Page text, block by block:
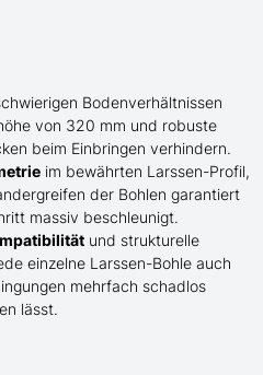
Bodenverhältnissen
von 320 mm und robuste
beim Einbringen verhindern.
im bewährten Larssen-Profil,
der Bohlen garantiert
massiv beschleunigt.
und strukturelle
einzelne Larssen-Bohle auch
mehrfach schadlos
lässt.